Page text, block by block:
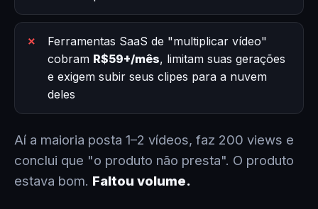
Ferramentas SaaS de "multiplicar vídeo"
cobram R$59+/mês, limitam suas gerações
e exigem subir seus clipes para a nuvem
deles
Aí a maioria posta 1–2 vídeos, faz 200 views e
conclui que "o produto não presta". O produto
estava bom. Faltou volume.